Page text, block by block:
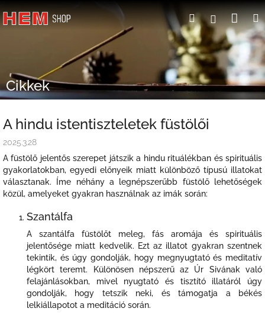
Keresés
Cikkek
A hindu istentiszteletek füstölői
2025.3.28
A füstölő jelentős szerepet játszik a hindu rituálékban és spirituális
gyakorlatokban, egyedi előnyeik miatt különböző típusú illatokat
választanak. Íme néhány a legnépszerűbb füstölő lehetőségek
közül, amelyeket gyakran használnak az imák során:
Szantálfa
A szantálfa füstölőt meleg, fás aromája és spirituális
jelentősége miatt kedvelik. Ezt az illatot gyakran szentnek
tekintik, és úgy gondolják, hogy megnyugtató és meditatív
légkört teremt. Különösen népszerű az Úr Sivának való
felajánlásokban, mivel nyugtató és tisztító illatáról úgy
gondolják, hogy tetszik neki, és támogatja a békés
lelkiállapotot a meditáció során.